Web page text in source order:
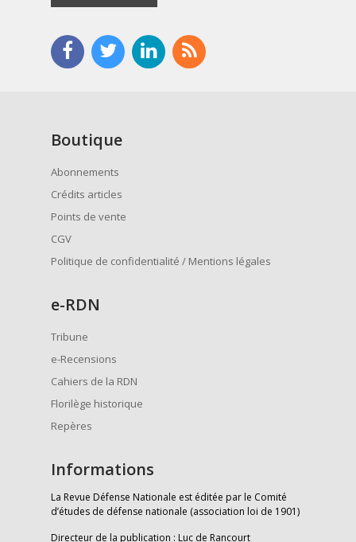
Boutique
Abonnements
Crédits articles
Points de vente
CGV
Politique de confidentialité / Mentions légales
e-RDN
Tribune
e-Recensions
Cahiers de la RDN
Florilège historique
Repères
Informations
La Revue Défense Nationale est éditée par le Comité
d’études de défense nationale (association loi de 1901)
Directeur de la publication : Luc de Rancourt